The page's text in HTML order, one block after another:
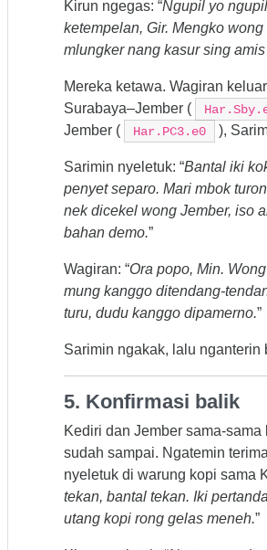
Kirun ngegas: “Ngupil yo
ketempelan, Gir. Mengko
mlungker nang kasur sing
Mereka ketawa. Wagiran
Surabaya–Jember (
Jember (
Har.PC3.e0 ),
Sarimin nyeletuk: “Bantal iki
penyet separo. Mari mbok
nek dicekel wong Jember, iso
bahan demo.”
Wagiran: “Ora popo, Min.
mung kanggo ditendang-
turu, dudu kanggo dipamerno.”
Sarimin ngakak, lalu nganterin
5. Konfirmasi balik
Kediri dan Jember sama-sama
sudah sampai. Ngatemin
nyeletuk di warung kopi sama
tekan, bantal tekan. Iki
utang kopi rong gelas meneh.”